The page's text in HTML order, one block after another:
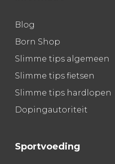
Blog
Born Shop
Slimme tips algemeen
Slimme tips fietsen
Slimme tips hardlopen
Dopingautoriteit
Sportvoeding